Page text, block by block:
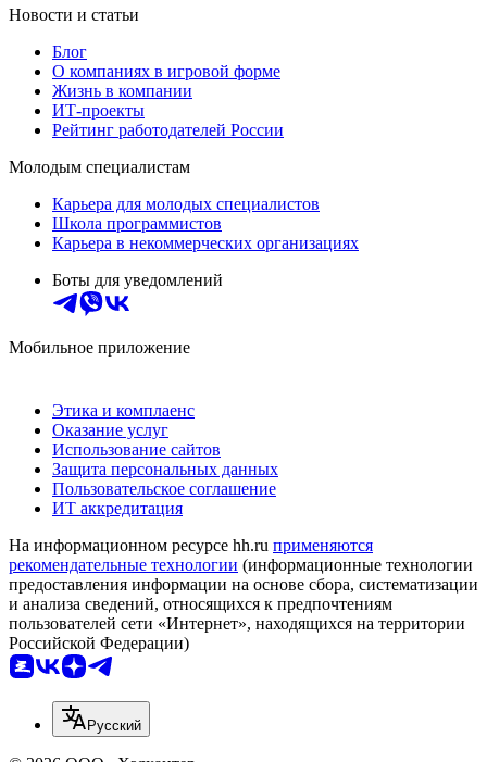
Новости и статьи
Блог
О компаниях в игровой форме
Жизнь в компании
ИТ-проекты
Рейтинг работодателей России
Молодым специалистам
Карьера для молодых специалистов
Школа программистов
Карьера в некоммерческих организациях
Боты для уведомлений
Мобильное приложение
Этика и комплаенс
Оказание услуг
Использование сайтов
Защита персональных данных
Пользовательское соглашение
ИТ аккредитация
На информационном ресурсе hh.ru применяются
рекомендательные технологии (информационные технологии
предоставления информации на основе сбора, систематизации
и анализа сведений, относящихся к предпочтениям
пользователей сети «Интернет», находящихся на территории
Российской Федерации)
Русский